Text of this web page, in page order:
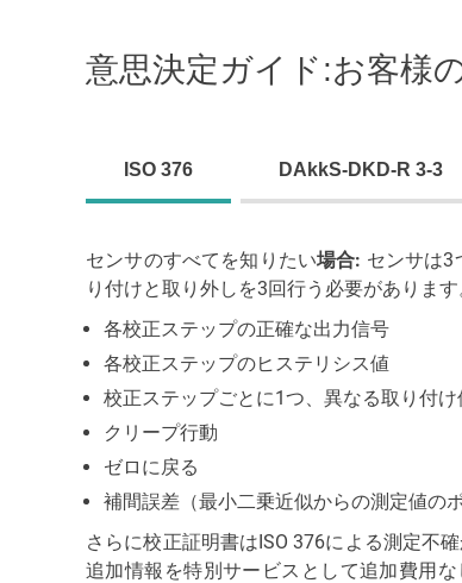
意思決定ガイド:お客様
ISO 376 DAkkS-DKD-R 3-3
センサのすべてを知りたい場合: センサは3
り付けと取り外しを3回行う必要がありま
各校正ステップの正確な出力信号
各校正ステップのヒステリシス値
校正ステップごとに1つ、異なる取り付
クリープ行動
ゼロに戻る
補間誤差（最小二乗近似からの測定値の
さらに校正証明書はISO 376による測定不
追加情報を特別サービスとして追加費用